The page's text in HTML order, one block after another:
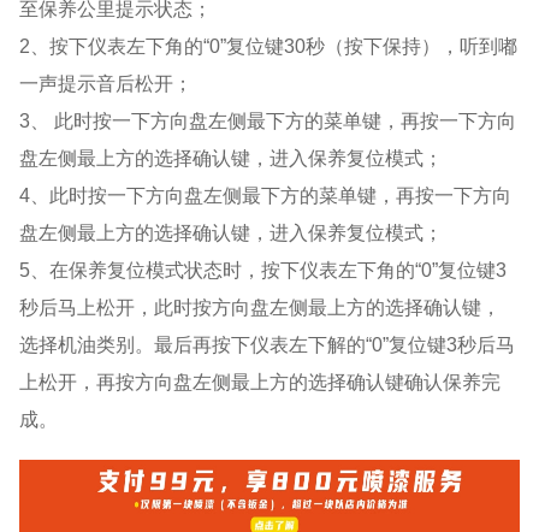
至保养公里提示状态；
2、按下仪表左下角的“0”复位键30秒（按下保持），听到嘟
一声提示音后松开；
3、 此时按一下方向盘左侧最下方的菜单键，再按一下方向
盘左侧最上方的选择确认键，进入保养复位模式；
4、此时按一下方向盘左侧最下方的菜单键，再按一下方向
盘左侧最上方的选择确认键，进入保养复位模式；
5、在保养复位模式状态时，按下仪表左下角的“0”复位键3
秒后马上松开，此时按方向盘左侧最上方的选择确认键，
选择机油类别。最后再按下仪表左下解的“0”复位键3秒后马
上松开，再按方向盘左侧最上方的选择确认键确认保养完
成。